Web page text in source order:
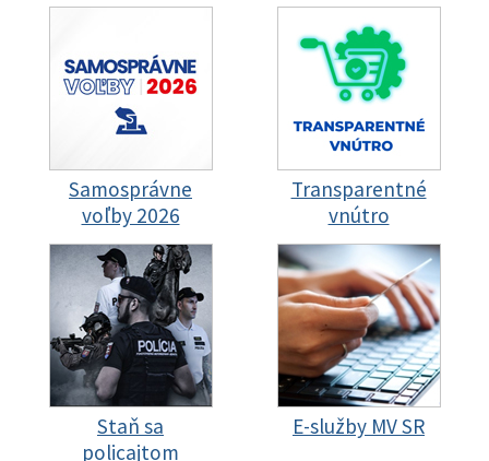
Samosprávne
voľby 2026
Transparentné
vnútro
Staň sa
policajtom
E-služby MV SR